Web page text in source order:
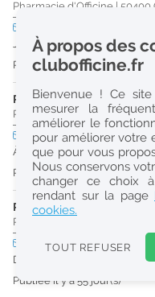
Réinitialiser
2
0
k
Consulter les offres
Pharmacie d'Officine | 50400
Jusqu'au 27/02/27
Publiée il y a 17 jour(s)
PRÉPARATEUR EN
Pharmacie d'Officine|50800
CDI temps plein
À partir du 31/08/26
Publiée il y a 22 jour(s)
PRÉPARATEUR EN
Pharmacie d'Officine
CDItemps plein
Dès que possible
Publiée il y a 55 jour(s)
À propos des
clubofficine.fr
Bienvenue ! Ce
mesurer la
améliorer le
pour améliorer votre
que pour vous
Nous conservons
changer ce choix
rendant sur la page
cookies.
TOUT REFUSER